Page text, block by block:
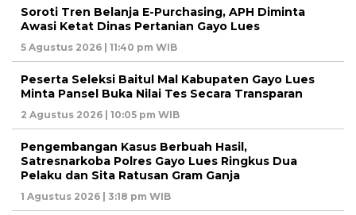
Soroti Tren Belanja E-Purchasing, APH Diminta
Awasi Ketat Dinas Pertanian Gayo Lues
5 Agustus 2026 | 11:40 pm WIB
Peserta Seleksi Baitul Mal Kabupaten Gayo Lues
Minta Pansel Buka Nilai Tes Secara Transparan
2 Agustus 2026 | 10:05 pm WIB
Pengembangan Kasus Berbuah Hasil,
Satresnarkoba Polres Gayo Lues Ringkus Dua
Pelaku dan Sita Ratusan Gram Ganja
1 Agustus 2026 | 3:18 pm WIB